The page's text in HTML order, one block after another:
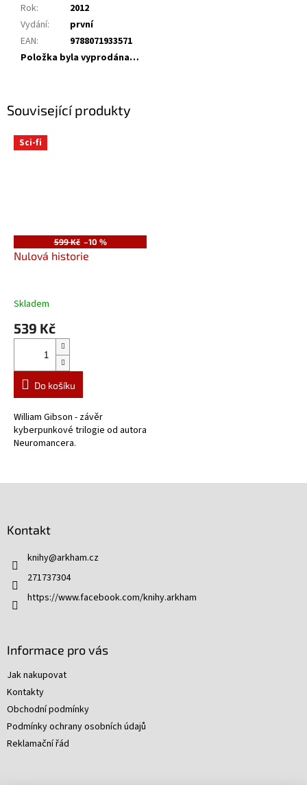
Související produkty
Sci-fi
599 Kč –10 %
Nulová historie
Skladem
539 Kč
Do košíku
William Gibson - závěr
kyberpunkové trilogie od autora
Neuromancera.
Rok:
2012
Vydání:
první
EAN:
9788071933571
Položka byla vyprodána…
Kontakt
knihy@arkham.cz
271737304
https://www.facebook.com/knihy.arkham
Informace pro vás
Jak nakupovat
Kontakty
Obchodní podmínky
Podmínky ochrany osobních údajů
Reklamační řád